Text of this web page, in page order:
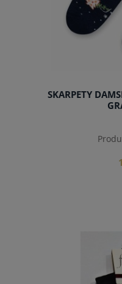
SKARPETY